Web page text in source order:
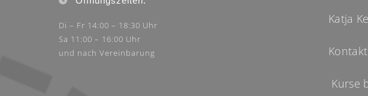
Di – Fr 14:00 – 18:30 Uhr
Sa 11:00 – 16:00 Uhr
und nach Vereinbarung
Katja
Kontakt
Kurse